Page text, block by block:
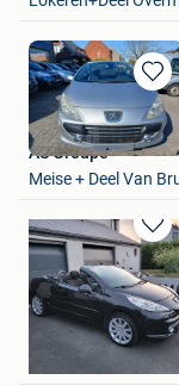
in
Mijn
AS Groupe
Meise + Deel Van
in
Mijn